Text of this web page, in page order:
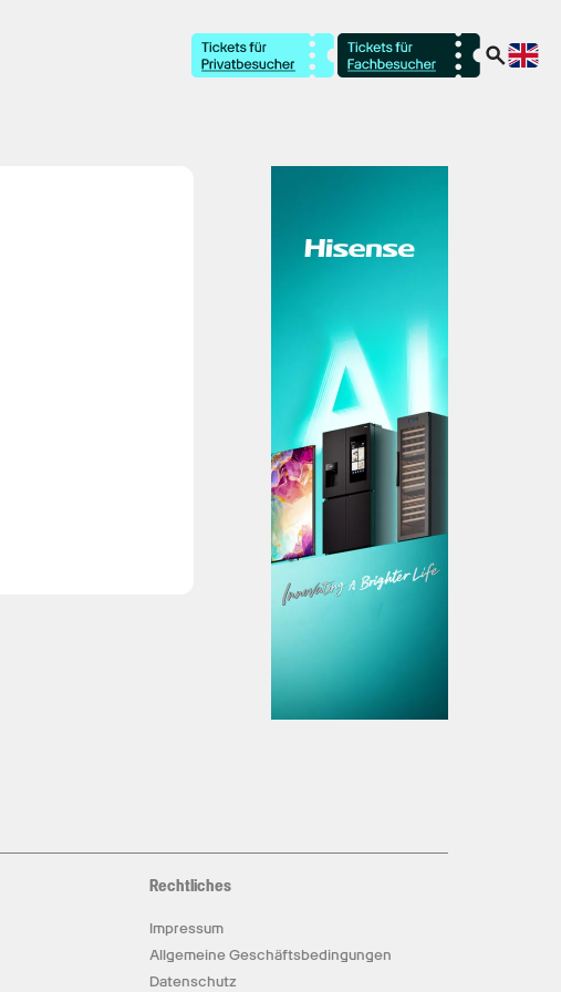
Rechtliches
Impressum
Allgemeine Geschäftsbedingungen
Datenschutz